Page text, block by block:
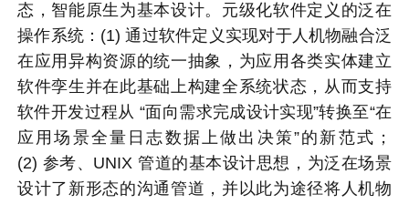
态，智能原生为基本设计。元级化软件定义的泛在
操作系统：(1) 通过软件定义实现对于人机物融合泛
在应用异构资源的统一抽象，为应用各类实体建立
软件孪生并在此基础上构建全系统状态，从而支持
软件开发过程从 “面向需求完成设计实现”转换至“在
应用场景全量日志数据上做出决策”的新范式；
(2) 参考、UNIX 管道的基本设计思想，为泛在场景
设计了新形态的沟通管道，并以此为途径将人机物